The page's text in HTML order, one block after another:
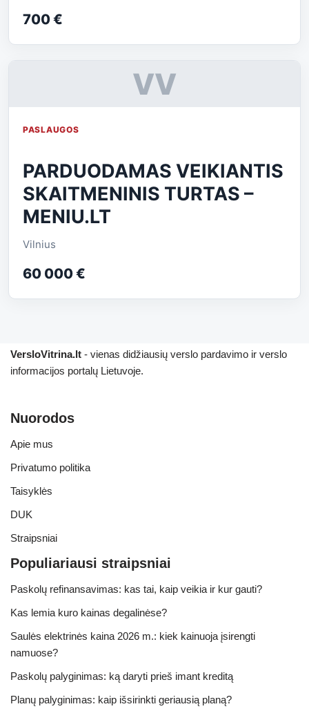
700 €
VV
PASLAUGOS
PARDUODAMAS VEIKIANTIS
SKAITMENINIS TURTAS –
MENIU.LT
Vilnius
60 000 €
VersloVitrina.lt - vienas didžiausių verslo pardavimo ir verslo
informacijos portalų Lietuvoje.
Nuorodos
Apie mus
Privatumo politika
Taisyklės
DUK
Straipsniai
Populiariausi straipsniai
Paskolų refinansavimas: kas tai, kaip veikia ir kur gauti?
Kas lemia kuro kainas degalinėse?
Saulės elektrinės kaina 2026 m.: kiek kainuoja įsirengti
namuose?
Paskolų palyginimas: ką daryti prieš imant kreditą
Planų palyginimas: kaip išsirinkti geriausią planą?